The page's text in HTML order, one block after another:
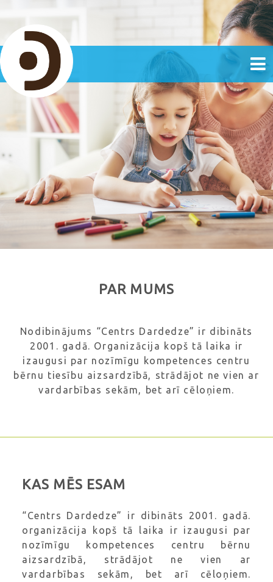
PAR MUMS
Nodibinājums “Centrs Dardedze” ir dibināts
2001. gadā. Organizācija kopš tā laika ir
izaugusi par nozīmīgu kompetences centru
bērnu tiesību aizsardzībā, strādājot ne vien ar
vardarbības sekām, bet arī cēloņiem.
KAS MĒS ESAM
“Centrs Dardedze” ir dibināts 2001. gadā.
organizācija kopš tā laika ir izaugusi par
nozīmīgu kompetences centru bērnu
aizsardzībā, strādājot ne vien ar
vardarbības sekām, bet arī cēloņiem.